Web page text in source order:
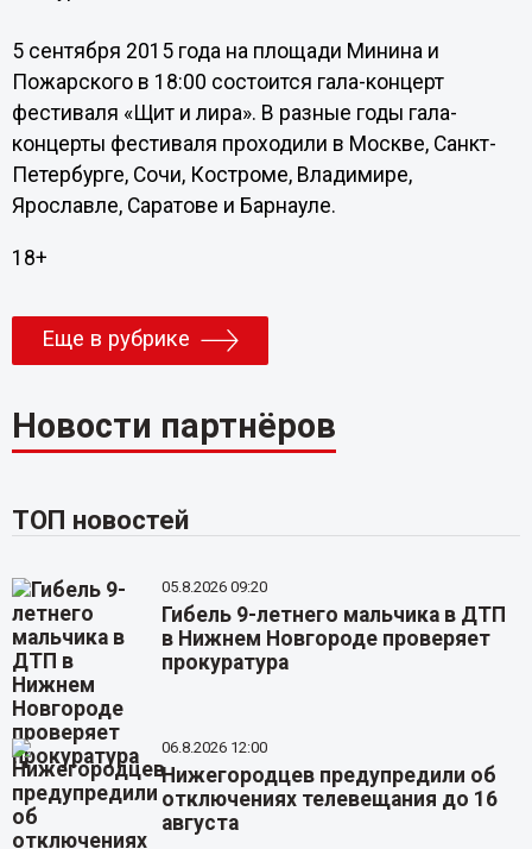
5 сентября 2015 года на площади Минина и
Пожарского в 18:00 состоится гала-концерт
фестиваля «Щит и лира». В разные годы гала-
концерты фестиваля проходили в Москве, Санкт-
Петербурге, Сочи, Костроме, Владимире,
Ярославле, Саратове и Барнауле.
18+
Еще в рубрике
Новости партнёров
ТОП новостей
05.8.2026 09:20
Гибель 9-летнего мальчика в ДТП
в Нижнем Новгороде проверяет
прокуратура
06.8.2026 12:00
Нижегородцев предупредили об
отключениях телевещания до 16
августа